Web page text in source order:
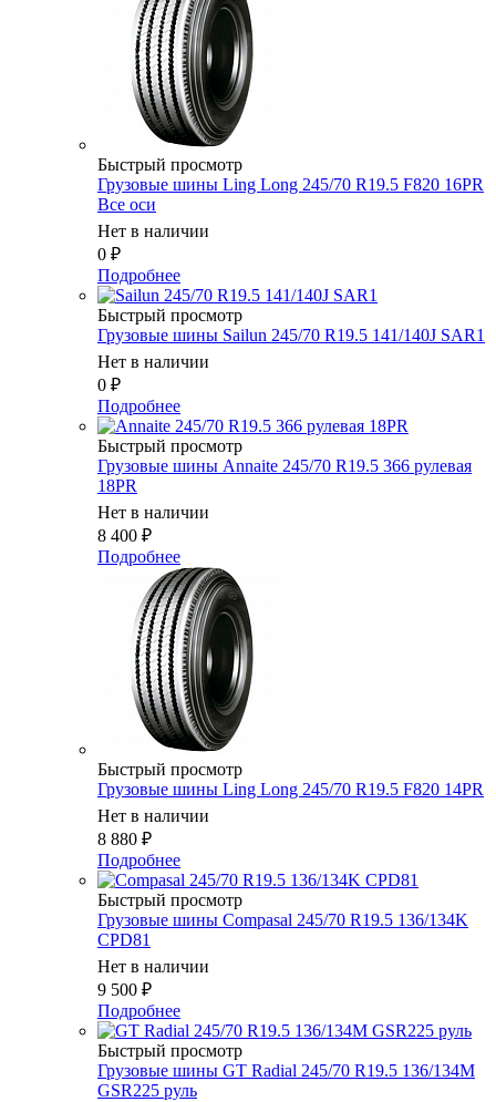
Быстрый просмотр
Грузовые шины Ling Long 245/70 R19.5 F820 16PR
Все оси
Нет в наличии
0 ₽
Подробнее
Быстрый просмотр
Грузовые шины Sailun 245/70 R19.5 141/140J SAR1
Нет в наличии
0 ₽
Подробнее
Быстрый просмотр
Грузовые шины Annaite 245/70 R19.5 366 рулевая
18PR
Нет в наличии
8 400 ₽
Подробнее
Быстрый просмотр
Грузовые шины Ling Long 245/70 R19.5 F820 14PR
Нет в наличии
8 880 ₽
Подробнее
Быстрый просмотр
Грузовые шины Compasal 245/70 R19.5 136/134K
CPD81
Нет в наличии
9 500 ₽
Подробнее
Быстрый просмотр
Грузовые шины GT Radial 245/70 R19.5 136/134M
GSR225 руль